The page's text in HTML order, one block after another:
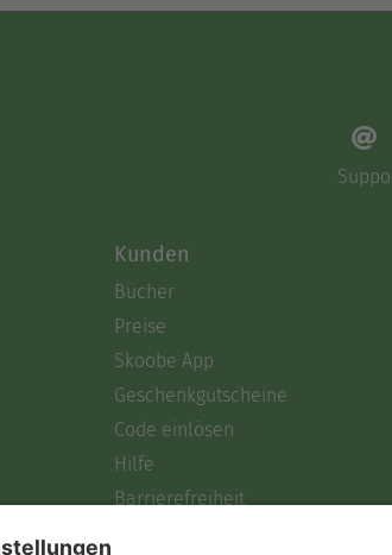
Kunden
Bücher
Preise
Skoobe App
Geschenkgutscheine
Code einlösen
Hilfe
Barrierefreiheit